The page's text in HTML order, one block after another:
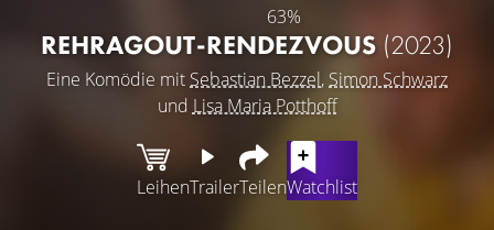
63%
REHRAGOUT-RENDEZVOUS (2023)
Eine Komödie mit Sebastian Bezzel, Simon Schwarz
und Lisa Maria Potthoff
LeihenTrailerTeilenWatchlist